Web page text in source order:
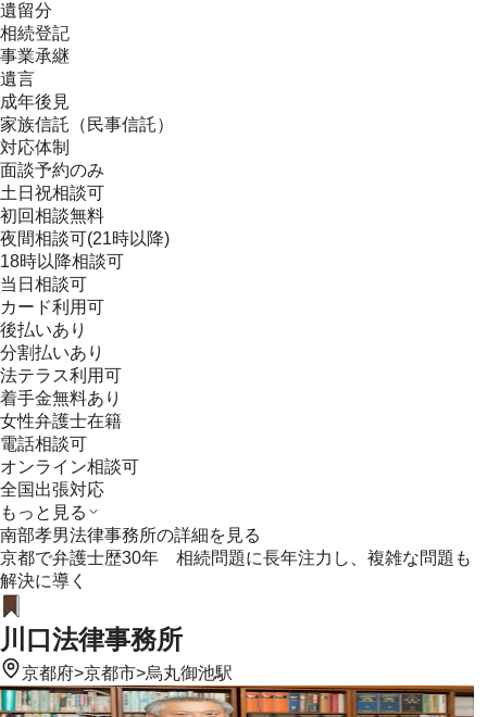
遺留分
相続登記
事業承継
遺言
成年後見
家族信託（民事信託）
対応体制
面談予約のみ
土日祝相談可
初回相談無料
夜間相談可(21時以降)
18時以降相談可
当日相談可
カード利用可
後払いあり
分割払いあり
法テラス利用可
着手金無料あり
女性弁護士在籍
電話相談可
オンライン相談可
全国出張対応
もっと見る
南部孝男法律事務所の詳細を見る
京都で弁護士歴30年 相続問題に長年注力し、複雑な問題も
解決に導く
川口法律事務所
京都府>京都市>烏丸御池駅